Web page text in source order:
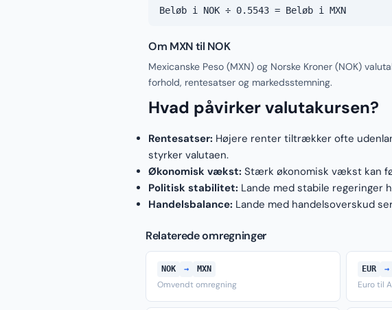
Beløb i NOK ÷ 0.5543 = Beløb i MXN
Om MXN til NOK
Mexicanske Peso (MXN) og Norske Kroner (NOK)
forhold, rentesatser og markedsstemning.
Hvad påvirker valutakursen?
Rentesatser: Højere renter tiltrækker ofte
styrker valutaen.
Økonomisk vækst: Stærk økonomisk vækst kan
Politisk stabilitet: Lande med stabile regeringer
Handelsbalance: Lande med handelsoverskud
Relaterede omregninger
NOK → MXN
Omvendt omregning
EUR →
Euro til